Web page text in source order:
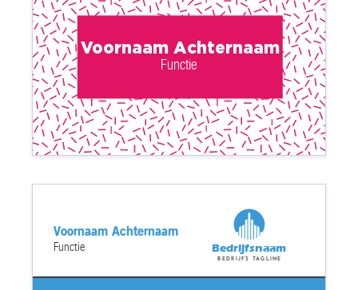
Functie
Voornaam Achternaam
Functie
Voornaam Achternaam
Bedrijfsnaam
Bedrijfs tagline